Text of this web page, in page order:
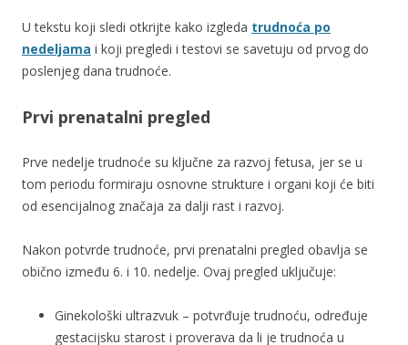
U tekstu koji sledi otkrijte kako izgleda trudnoća po
nedeljama i koji pregledi i testovi se savetuju od prvog do
poslenjeg dana trudnoće.
Prvi prenatalni pregled
Prve nedelje trudnoće su ključne za razvoj fetusa, jer se u
tom periodu formiraju osnovne strukture i organi koji će biti
od esencijalnog značaja za dalji rast i razvoj.
Nakon potvrde trudnoće, prvi prenatalni pregled obavlja se
obično između 6. i 10. nedelje. Ovaj pregled uključuje:
Ginekološki ultrazvuk – potvrđuje trudnoću, određuje
gestacijsku starost i proverava da li je trudnoća u